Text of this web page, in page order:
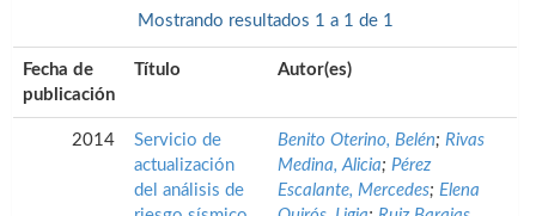
Mostrando resultados 1 a 1 de 1
Fecha de
publicación
Título Autor(es)
2014
Servicio de
actualización
del análisis de
Benito Oterino, Belén; Rivas
Medina, Alicia; Pérez
Escalante, Mercedes; Elena